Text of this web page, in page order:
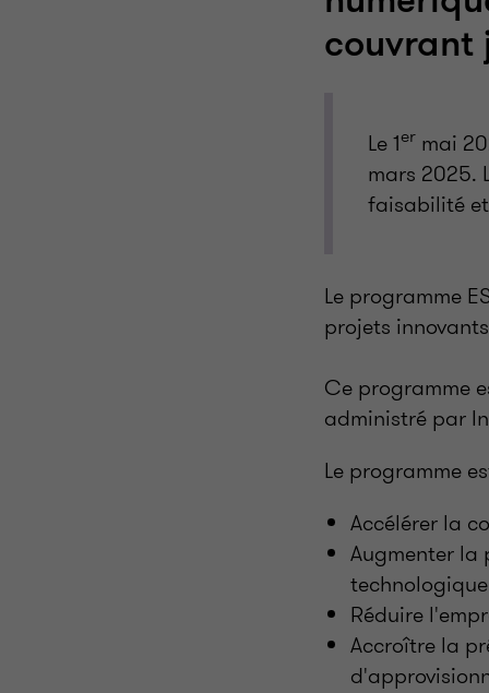
couvrant
Le 1er mai
mars 2025.
faisabilité
Le programme
projets
Ce programme
administré par
Le programme
Accélérer la
Augmenter la
Réduire
Accroître la